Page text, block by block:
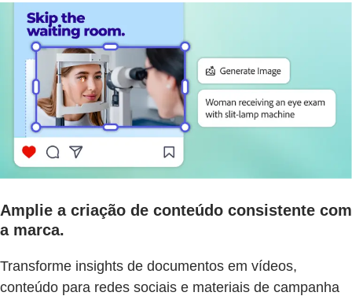
Amplie a criação de conteúdo consistente com
a marca.
Transforme insights de documentos em vídeos,
conteúdo para redes sociais e materiais de campanha